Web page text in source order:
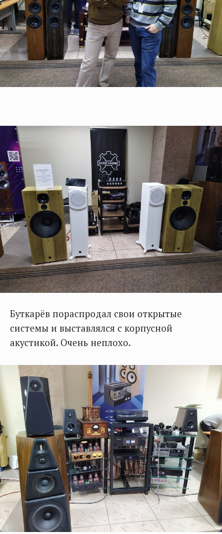
Буткарёв пораспродал свои открытые
системы и выставлялся с корпусной
акустикой. Очень неплохо.